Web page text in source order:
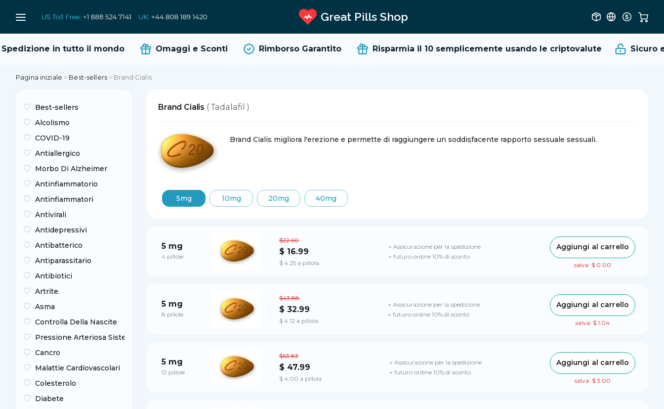
Great Pills Shop
Sicuro e
in tutto il mondo Omaggi e Sconti Rimborso Garantito Risparmia il 10 semplicemente usando le criptovalute
Pagina iniziale > Best-sellers> Brand Cialis
Best-sellers
Alcolismo
COVID-19
Antiallergico
Morbo Di Alzheimer
Antinfiammatorio
Antinfiammatori
Antivirali
Antidepressivi
Antibatterico
Antiparassitario
Antibiotici
Artrite
Asma
Controlla Della Nascite
Pressione Arteriosa Sistemica
Сancro
Malattie Cardiovascolari
Colesterolo
Diabete
Brand Cialis ( Tadalafil )
Brand Cialis migliora l'erezione e permette di raggiungere un soddisfacente rapporto sessuale sessuali.
5mg 10mg 20mg 40mg
5 mg
4 pillole
$22.60
$ 16.99
$ 4.25 a pillola
+ Assicurazione per la spedizione
+ futuro ordine 10% di sconto
Aggiungi al carrello
salva: $ 0.00
5 mg
8 pillole
$43.88
$ 32.99
$ 4.12 a pillola
+ Assicurazione per la spedizione
+ futuro ordine 10% di sconto
Aggiungi al carrello
salva: $ 1.04
5 mg
12 pillole
$63.83
$ 47.99
$ 4.00 a pillola
+ Assicurazione per la spedizione
+ futuro ordine 10% di sconto
Aggiungi al carrello
salva: $ 3.00